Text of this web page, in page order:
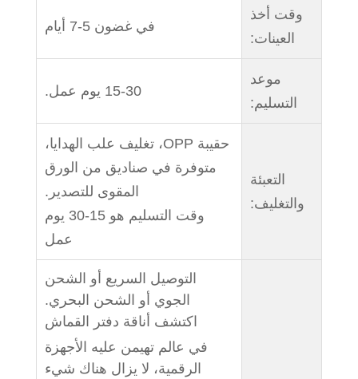
وقت أخذ
العينات:
في غضون 5-7 أيام
موعد
التسليم:
15-30 يوم عمل.
التعبئة
والتغليف:
حقيبة OPP، تغليف علب الهدايا،
متوفرة في صناديق من الورق
المقوى للتصدير.
وقت التسليم هو 15-30 يوم
عمل
التوصيل السريع أو الشحن
الجوي أو الشحن البحري.
اكتشف أناقة دفتر القماش
في عالم تهيمن عليه الأجهزة
الرقمية، لا يزال هناك شيء